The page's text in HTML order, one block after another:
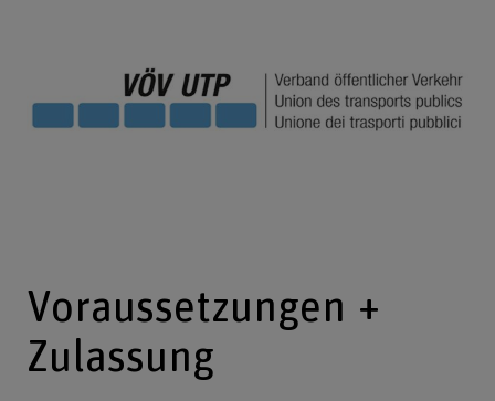
Voraussetzungen +
Zulassung